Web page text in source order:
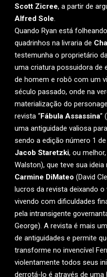
Scott Zicree, a partir de
Alfred Sole.
Quando Ryan está
quadrinhos na livraria de
testemunha o proprietário
uma criatura possuidora de
de homem e robô com um
século passado, onde na
materialização do
revista “Fábula Assassina”
uma antiguidade valiosa
sendo a edição número 1
Jacob Staretzki, ou melhor,
Walston), que teve sua
Carmine DiMateo (David
lucros da revista deixando
vivendo com dificuldades
pela intransigente
George). A revista é mais
de antiguidades e permite
transforme no invencível
violentamente todos seus
derrotá-lo é através de uma